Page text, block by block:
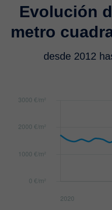
Evolución
metro
desde 2012